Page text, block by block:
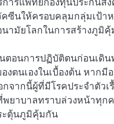
การแพทย์กองทุนประกันสั
คซีนให้ครอบคลุมกลุ่มเป้า
นามัยโลกในการสร้างภูมิ
ตอนการปฏิบัติตนก่อนเดิน
งตนเองในเบื้องต้น หาก
จากนี้ผู้ที่มีโรคประจำตัวเ
พยาบาลทราบล่วงหน้าทุก
ะตุ้นภูมิคุ้มกัน